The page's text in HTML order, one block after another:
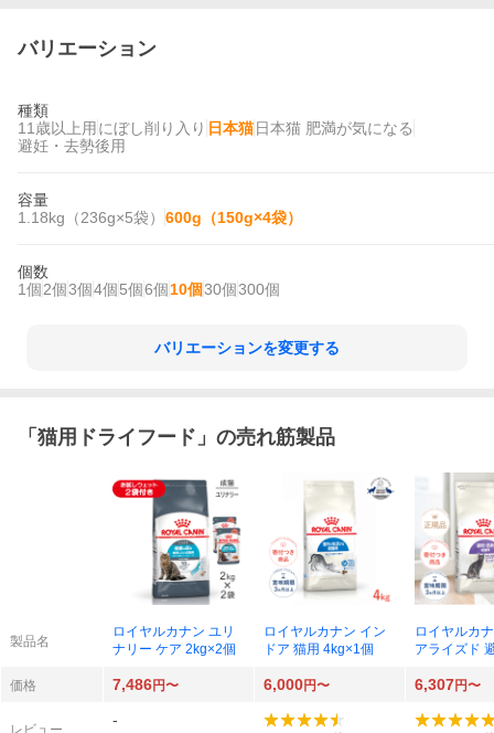
バリエーション
種類
11歳以上用 にぼし削り入り 日本猫日本猫 肥満が気になる
避妊・去勢後用
容量
1.18kg（236g×5袋） 600g（150g×4袋）
個数
1個2個3個4個5個6個10個30個300個
バリエーションを変更する
「 猫用ドライフード 」の売れ筋製品
製品名
ロイヤルカナン ユリ
ナリー ケア 2kg×2個
ロイヤルカナン イン
ドア 猫用 4kg×1個
ロイヤルカ
アライズド
4kg×1個
価格 7,486円〜 6,000円〜 6,307円〜
レビュー
-